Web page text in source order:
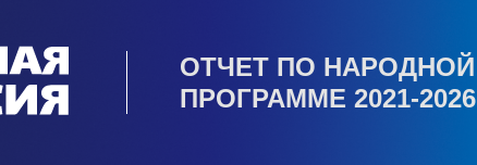
ОТЧЕТ ПО НАРОДНОЙ
ПРОГРАММЕ 2021-2026